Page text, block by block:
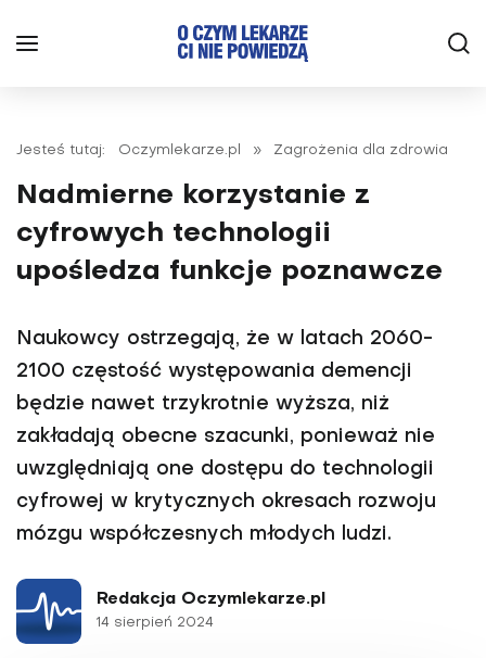
Jesteś tutaj: Oczymlekarze.pl » Zagrożenia dla zdrowia
Nadmierne korzystanie z
cyfrowych technologii
upośledza funkcje poznawcze
Naukowcy ostrzegają, że w latach 2060-
2100 częstość występowania demencji
będzie nawet trzykrotnie wyższa, niż
zakładają obecne szacunki, ponieważ nie
uwzględniają one dostępu do technologii
cyfrowej w krytycznych okresach rozwoju
mózgu współczesnych młodych ludzi.
Redakcja Oczymlekarze.pl
14 sierpień 2024